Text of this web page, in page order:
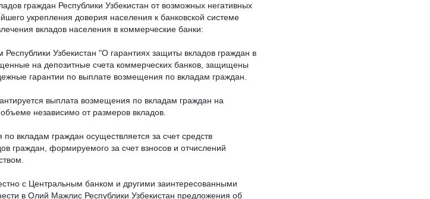
граждан Республики Узбекистан от возможных негативных
укрепления доверия населения к банковской системе
вкладов населения в коммерческие банки:
Узбекистан "О гарантиях защиты вкладов граждан в
на депозитные счета коммерческих банков, защищены
гарантии по выплате возмещения по вкладам граждан.
выплата возмещения по вкладам граждан на
независимо от размеров вкладов.
вкладам граждан осуществляется за счет средств
граждан, формируемого за счет взносов и отчислений
с Центральным банком и другими заинтересованными
в Олий Мажлис Республики Узбекистан предложения об